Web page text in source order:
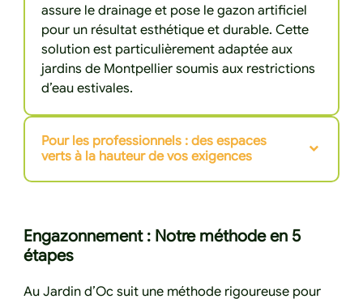
assure le drainage et pose le gazon artificiel
pour un résultat esthétique et durable. Cette
solution est particulièrement adaptée aux
jardins de Montpellier soumis aux restrictions
d’eau estivales.
Pour les professionnels : des espaces
verts à la hauteur de vos exigences
Engazonnement : Notre méthode en 5
étapes
Au Jardin d’Oc suit une méthode rigoureuse pour